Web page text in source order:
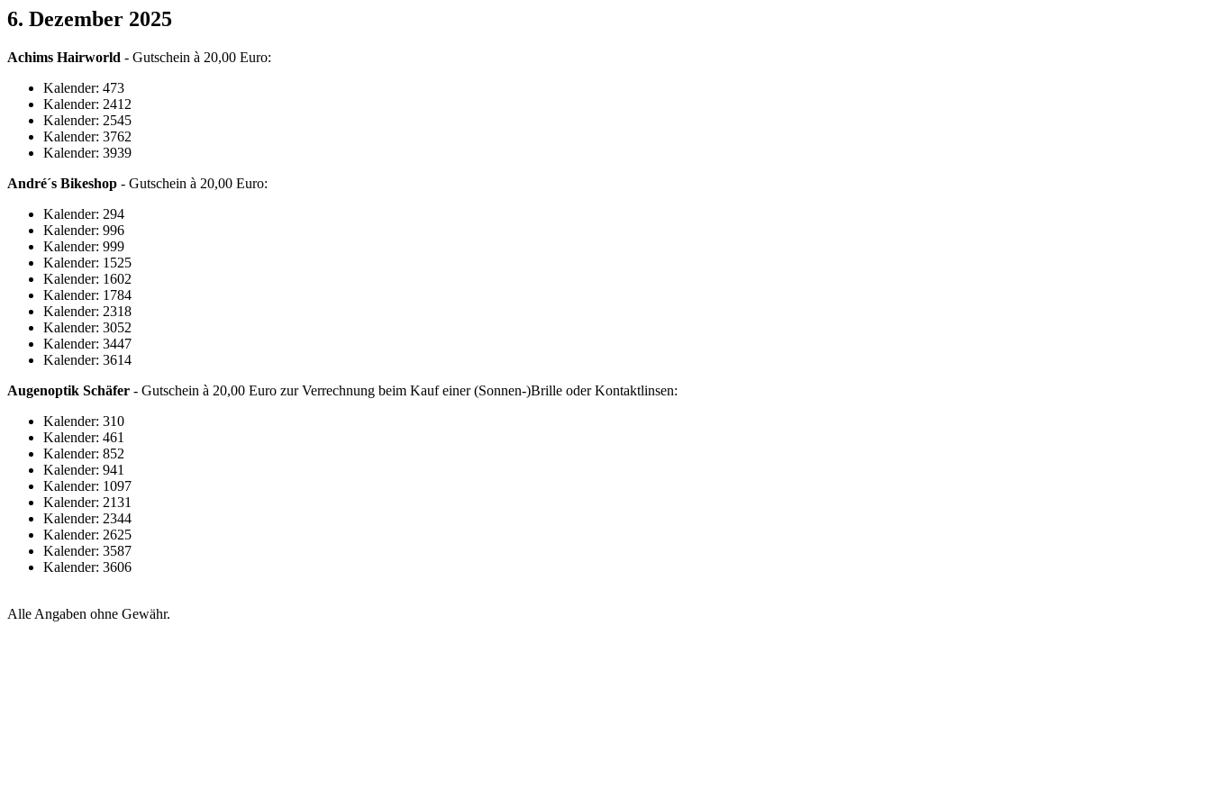
6. Dezember 2025
Achims Hairworld - Gutschein à 20,00 Euro:
Kalender: 473
Kalender: 2412
Kalender: 2545
Kalender: 3762
Kalender: 3939
André´s Bikeshop - Gutschein à 20,00 Euro:
Kalender: 294
Kalender: 996
Kalender: 999
Kalender: 1525
Kalender: 1602
Kalender: 1784
Kalender: 2318
Kalender: 3052
Kalender: 3447
Kalender: 3614
Augenoptik Schäfer - Gutschein à 20,00 Euro zur Verrechnung beim Kauf einer (Sonnen-)Brille oder Kontaktlinsen:
Kalender: 310
Kalender: 461
Kalender: 852
Kalender: 941
Kalender: 1097
Kalender: 2131
Kalender: 2344
Kalender: 2625
Kalender: 3587
Kalender: 3606
Alle Angaben ohne Gewähr.